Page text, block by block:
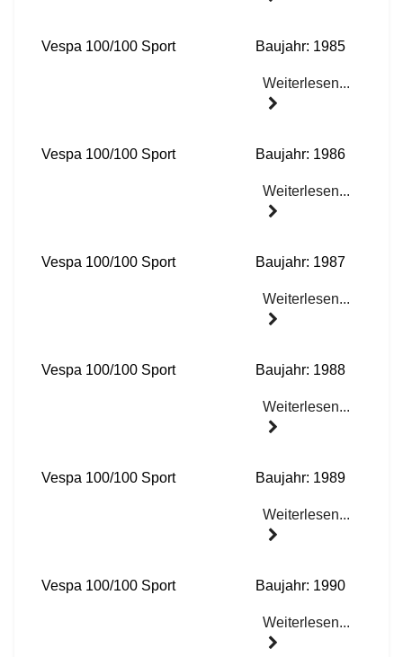
Vespa 100/100 Sport Baujahr: 1985
Weiterlesen...
Vespa 100/100 Sport Baujahr: 1986
Weiterlesen...
Vespa 100/100 Sport Baujahr: 1987
Weiterlesen...
Vespa 100/100 Sport Baujahr: 1988
Weiterlesen...
Vespa 100/100 Sport Baujahr: 1989
Weiterlesen...
Vespa 100/100 Sport Baujahr: 1990
Weiterlesen...